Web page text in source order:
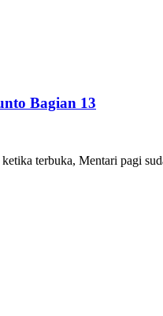
Bagian 13
terbuka, Mentari pagi